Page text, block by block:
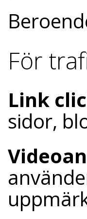
För
Link
sidor,